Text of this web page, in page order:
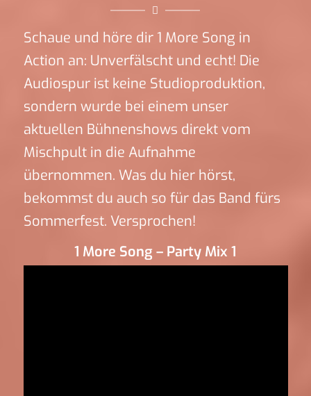
Schaue und höre dir 1 More Song in
Action an: Unverfälscht und echt! Die
Audiospur ist keine Studioproduktion,
sondern wurde bei einem unser
aktuellen Bühnenshows direkt vom
Mischpult in die Aufnahme
übernommen. Was du hier hörst,
bekommst du auch so für das Band fürs
Sommerfest. Versprochen!
1 More Song – Party Mix 1